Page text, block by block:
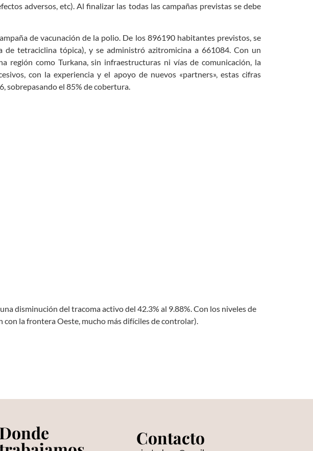
adversos, etc). Al finalizar las todas las campañas previstas se debe
de vacunación de la polio. De los 896190 habitantes previstos, se
de tetraciclina tópica), y se administró azitromicina a 661084. Con un
como Turkana, sin infraestructuras ni vías de comunicación, la
con la experiencia y el apoyo de nuevos «partners», estas cifras
sobrepasando el 85% de cobertura.
disminución del tracoma activo del 42.3% al 9.88%. Con los niveles de
la frontera Oeste, mucho más difíciles de controlar).
Donde Contacto